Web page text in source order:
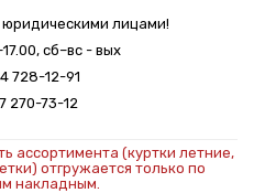
лицами!
сб–вс - вых
728-12-91
270-73-12
ассортимента (куртки летние,
отгружается только по
накладным.